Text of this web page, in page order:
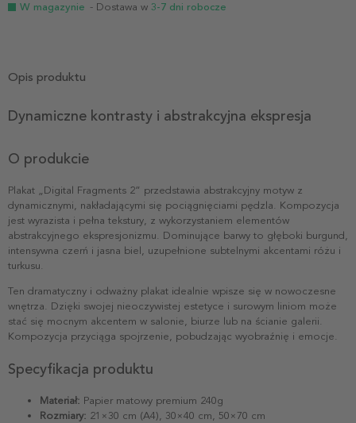
W magazynie - Dostawa w 3-7 dni robocze
Opis produktu
Dynamiczne kontrasty i abstrakcyjna ekspresja
O produkcie
Plakat „Digital Fragments 2” przedstawia abstrakcyjny motyw z
dynamicznymi, nakładającymi się pociągnięciami pędzla. Kompozycja
jest wyrazista i pełna tekstury, z wykorzystaniem elementów
abstrakcyjnego ekspresjonizmu. Dominujące barwy to głęboki burgund,
intensywna czerń i jasna biel, uzupełnione subtelnymi akcentami różu i
turkusu.
Ten dramatyczny i odważny plakat idealnie wpisze się w nowoczesne
wnętrza. Dzięki swojej nieoczywistej estetyce i surowym liniom może
stać się mocnym akcentem w salonie, biurze lub na ścianie galerii.
Kompozycja przyciąga spojrzenie, pobudzając wyobraźnię i emocje.
Specyfikacja produktu
Materiał: Papier matowy premium 240g
Rozmiary: 21×30 cm (A4), 30×40 cm, 50×70 cm